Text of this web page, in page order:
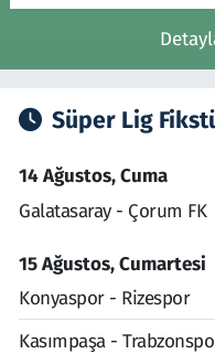
Süper Lig
14 Ağustos, Cuma
Galatasaray - Çorum FK
15 Ağustos, Cumartesi
Konyaspor - Rizespor
Kasımpaşa -